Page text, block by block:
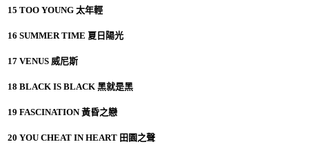
15 TOO YOUNG 太年輕
16 SUMMER TIME 夏日陽光
17 VENUS 威尼斯
18 BLACK IS BLACK 黑就是黑
19 FASCINATION 黃昏之戀
20 YOU CHEAT IN HEART 田園之聲